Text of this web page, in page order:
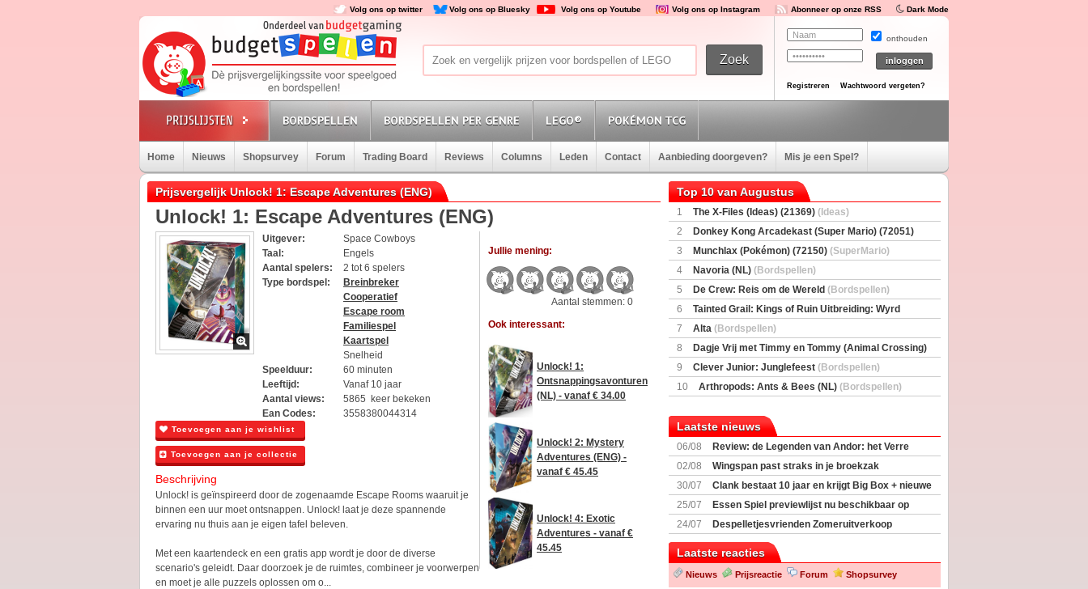
Volg ons op twitter Volg ons op Bluesky Volg ons op Youtube Volg ons op Instagram Abonneer op onze RSS Dark Mode
onthouden
Registreren Wachtwoord vergeten?
BORDSPELLEN BORDSPELLEN PER GENRE LEGO® POKÉMON TCG
Home Nieuws Shopsurvey Forum Trading Board Reviews Columns Leden Contact Aanbieding doorgeven? Mis je een Spel?
Prijsvergelijk Unlock! 1: Escape Adventures (ENG)
Unlock! 1: Escape Adventures (ENG)
Uitgever:
Space Cowboys
Taal:
Engels
Aantal spelers:
2 tot 6 spelers
Type bordspel:
Breinbreker
Cooperatief
Escape room
Familiespel
Kaartspel
Snelheid
Speelduur:
60 minuten
Leeftijd:
Vanaf 10 jaar
Aantal views:
5865 keer bekeken
Ean Codes:
3558380044314
Toevoegen aan je wishlist
Toevoegen aan je collectie
Beschrijving
Unlock! is geïnspireerd door de zogenaamde Escape Rooms waaruit je
binnen een uur moet ontsnappen. Unlock! laat je deze spannende
ervaring nu thuis aan je eigen tafel beleven.
Met een kaartendeck en een gratis app wordt je door de diverse
scenario's geleidt. Daar doorzoek je de ruimtes, combineer je voorwerpen
en moet je alle puzzels oplossen om o...
Jullie mening:
Aantal stemmen: 0
Ook interessant:
Unlock! 1:
Ontsnappingsavonturen
(NL) - vanaf € 34.00
Unlock! 2: Mystery
Adventures (ENG) -
vanaf € 45.45
Unlock! 4: Exotic
Adventures - vanaf €
45.45
Top 10 van Augustus
1 The X-Files (Ideas) (21369) (Ideas)
2
Donkey Kong Arcadekast (Super Mario) (72051)
(SuperMario)
3 Munchlax (Pokémon) (72150) (SuperMario)
4
Navoria (NL) (Bordspellen)
5
De Crew: Reis om de Wereld (Bordspellen)
6
Tainted Grail: Kings of Ruin Uitbreiding: Wyrd
Encounters(Bordspellen)
7 Alta (Bordspellen)
8
Dagje Vrij met Timmy en Tommy (Animal Crossing)
(77059)(Ideas)
9 Clever Junior: Junglefeest (Bordspellen)
10
Arthropods: Ants & Bees (NL) (Bordspellen)
Laatste nieuws
06/08
Review: de Legenden van Andor: het Verre
Land
02/08
Wingspan past straks in je broekzak
30/07
Clank bestaat 10 jaar en krijgt Big Box + nieuwe
uitbreiding
25/07
Essen Spiel previewlijst nu beschikbaar op
Boardgamegeek
24/07
Despelletjesvrienden Zomeruitverkoop
Laatste reacties
Nieuws Prijsreactie Forum Shopsurvey